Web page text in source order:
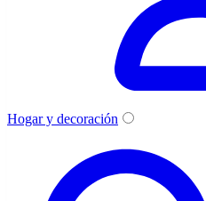
Hogar y decoración